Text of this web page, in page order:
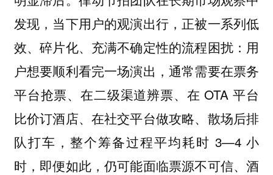
发现，当下用户的观演出行，正被一系列低
效、碎片化、充满不确定性的流程困扰：用
户想要顺利看完一场演出，通常需要在票务
平台抢票、在二级渠道辨票、在 OTA 平台
比价订酒店、在社交平台做攻略、散场后排
队打车，整个筹备过程平均耗时 3—4 小
时，即便如此，仍可能面临票源不可信、酒